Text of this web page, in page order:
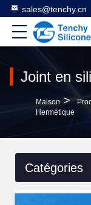
sales@tenchy.cn
Joint en
Maison >
Hermétique
Catégories